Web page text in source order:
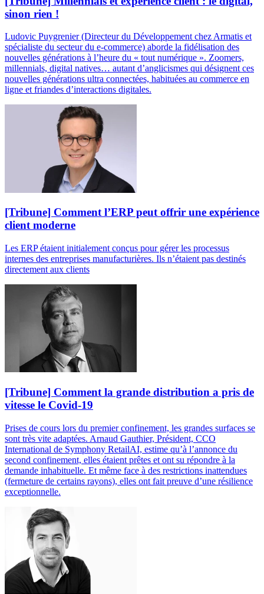
sinon rien !
Ludovic Puygrenier (Directeur du Développement chez Armatis et
spécialiste du secteur du e-commerce) aborde la fidélisation des
nouvelles générations à l’heure du « tout numérique ». Zoomers,
millennials, digital natives… autant d’anglicismes qui désignent ces
nouvelles générations ultra connectées, habituées au commerce en
ligne et friandes d’interactions digitales.
[Tribune] Comment l’ERP peut offrir une expérience
client moderne
Les ERP étaient initialement conçus pour gérer les processus
internes des entreprises manufacturières. Ils n’étaient pas destinés
directement aux clients
[Tribune] Comment la grande distribution a pris de
vitesse le Covid-19
Prises de cours lors du premier confinement, les grandes surfaces se
sont très vite adaptées. Arnaud Gauthier, Président, CCO
International de Symphony RetailAI, estime qu’à l’annonce du
second confinement, elles étaient prêtes et ont su répondre à la
demande inhabituelle. Et même face à des restrictions inattendues
(fermeture de certains rayons), elles ont fait preuve d’une résilience
exceptionnelle.